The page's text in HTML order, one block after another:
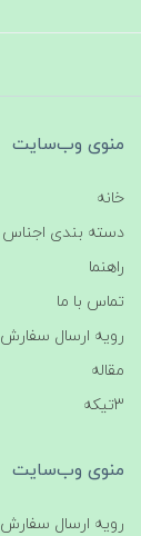
منوی وب‌سایت
خانه
دسته بندی اجناس
راهنما
تماس با ما
رویه ارسال سفارش
مقاله
3تیکه
منوی وب‌سایت
رویه ارسال سفارش